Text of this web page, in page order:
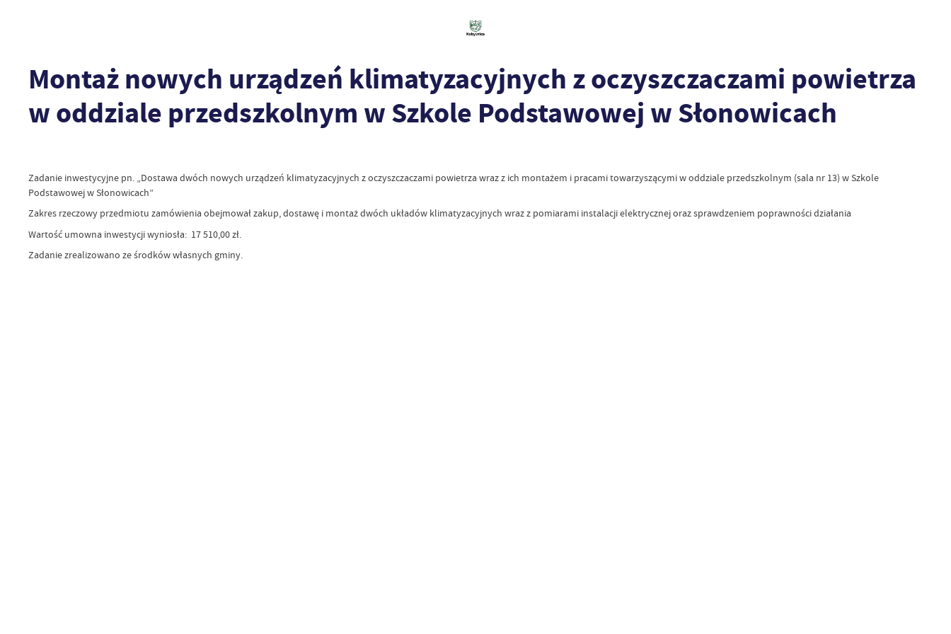
Montaż nowych urządzeń klimatyzacyjnych z oczyszczaczami powietrza
w oddziale przedszkolnym w Szkole Podstawowej w Słonowicach
Zadanie inwestycyjne pn. „Dostawa dwóch nowych urządzeń klimatyzacyjnych z oczyszczaczami powietrza wraz z ich montażem i pracami towarzyszącymi w oddziale przedszkolnym (sala nr 13) w Szkole
Podstawowej w Słonowicach”
Zakres rzeczowy przedmiotu zamówienia obejmował zakup, dostawę i montaż dwóch układów klimatyzacyjnych wraz z pomiarami instalacji elektrycznej oraz sprawdzeniem poprawności działania
Wartość umowna inwestycji wyniosła: 17 510,00 zł.
Zadanie zrealizowano ze środków własnych gminy.